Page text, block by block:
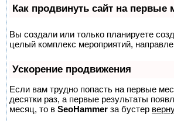
Как продвинуть сайт на первые
Вы создали или только планируете
целый комплекс мероприятий,
Ускорение продвижения
Если вам трудно попасть на первые
десятки раз, а первые результаты
месяц, то в SeoHammer за бустер